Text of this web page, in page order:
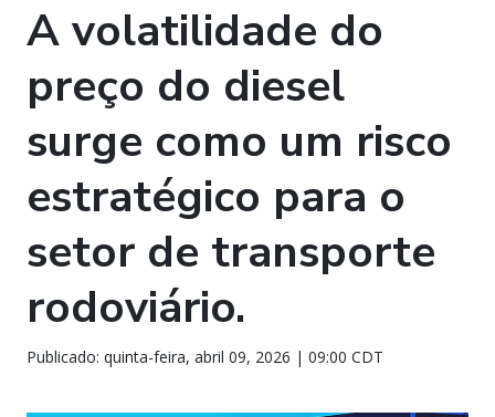
A volatilidade do
preço do diesel
surge como um risco
estratégico para o
setor de transporte
rodoviário.
Publicado: quinta-feira, abril 09, 2026 | 09:00 CDT